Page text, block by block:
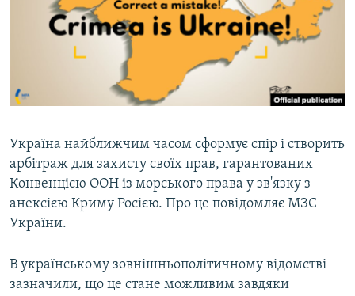
ДЕПОРТАЦІЯ
ВІДЕОУРОКИ «ELIFBE»
УКРАЇНСЬКА ПРОБЛЕМА КРИМУ
ЯК ОБІЙТИ БЛОКУВАННЯ
Усі сайти RFE/RL
Україна найближчим часом сформує спір і створить
арбітраж для захисту своїх прав, гарантованих
Конвенцією ООН із морського права у зв'язку з
анексією Криму Росією. Про це повідомляє МЗС
України.
В українському зовнішньополітичному відомстві
зазначили, що це стане можливим завдяки